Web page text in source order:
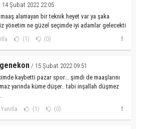
14 Şubat 2022 22:05
maaş alamayan bir teknik heyet var ya şaka
yönetim ne güzel seçimde iyi adamlar gelecekti
(1) (0)
/ 15 Şubat 2022 09:51
kaybetti pazar spor... şimdi de maaşlarını
yarında küme düşer.. tabi inşallah düşmez
Yanıtla (1) (0)